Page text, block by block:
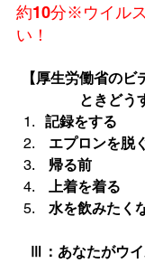
約10分※ウイル
い！
【厚生労働省のビ
ときどう
記録をする
エプロンを脱
帰る前
上着を着る
水を飲みたく
Ⅲ：あなたがウ